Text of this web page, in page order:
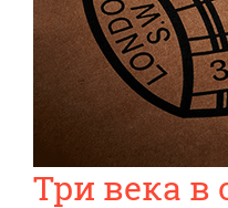
Три века в